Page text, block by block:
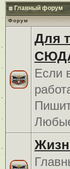
Главный форум
Форум
Для
Если